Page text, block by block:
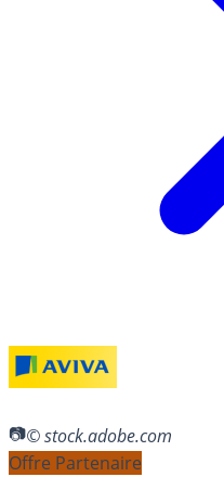
© stock.adobe.com
Offre Partenaire